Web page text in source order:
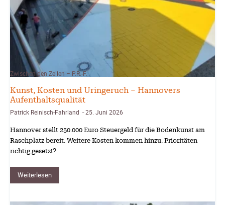
Zwischen den Zeilen – P.R.-F.
Kunst, Kosten und Uringeruch – Hannovers
Aufenthaltsqualität
Patrick Reinisch-Fahrland -25. Juni 2026
Hannover stellt 250.000 Euro Steuergeld für die Bodenkunst am
Raschplatz bereit. Weitere Kosten kommen hinzu. Prioritäten
richtig gesetzt?
Weiterlesen